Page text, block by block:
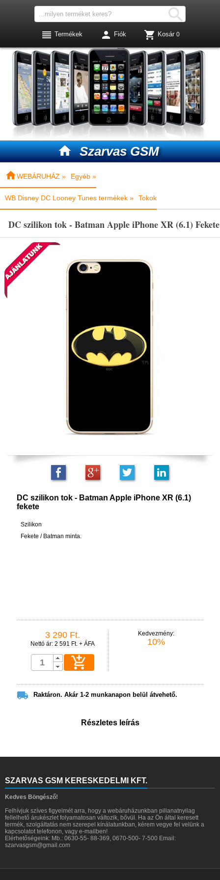
 Szarvas GSM

 Termékek  Fiók  Kosár 0
WEBÁRUHÁZ » Egyéb »
WB Disney DC Looney Tunes termékek » Tokok
DC szilikon tok - Batman Apple iPhone XR (6.1) Fekete
DC szilikon tok - Batman Apple iPhone XR (6.1)
fekete
Szilikon
Fekete / Batman minta.
3 290 Ft.
Nettó ár: 2 591 Ft. + ÁFA

Kedvezmény:
10%
 Raktáron. Akár 1-2 munkanapon belül átvehető.
Részletes leírás
SZARVAS GSM KERESKEDELMI KFT.
Kedves Böngésző!
Felhívjuk szíves figyelmét arra, hogy a webáruházunkban pillanatnyilag
fellelhető árukészlet folyamatosan változik, bővül. Ha az Ön által keresett
termék, szolgáltatás nem szerepel kínálatunkban, kérem vegye fel velünk a
kapcsolatot telefonon, vagy e-mailben!
Elérhetőségeink: Mb.: 0630-55- 88-369, 0670-500- 7-500 Email:
szarvasgsm@gmail.com